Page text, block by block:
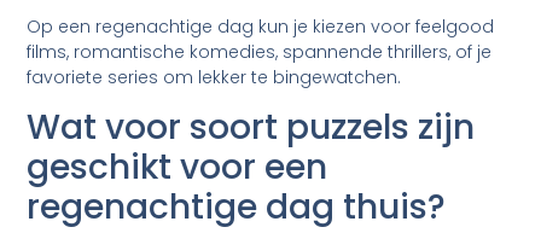
Op een regenachtige dag kun je kiezen voor feelgood
films, romantische komedies, spannende thrillers, of je
favoriete series om lekker te bingewatchen.
Wat voor soort puzzels zijn
geschikt voor een
regenachtige dag thuis?